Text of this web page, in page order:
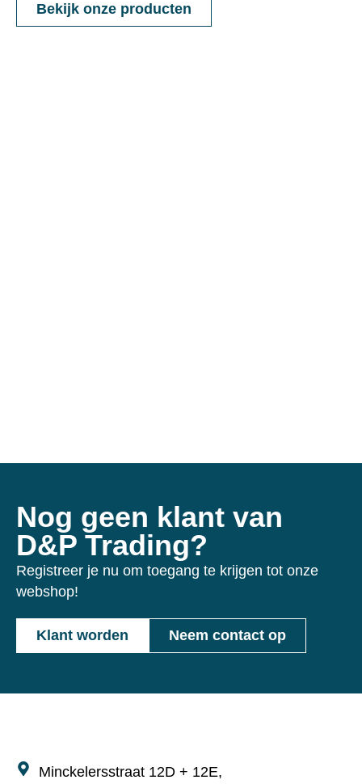
Bekijk onze producten
Nog geen klant van
D&P Trading?
Registreer je nu om toegang te krijgen tot onze
webshop!
Klant worden Neem contact op
Minckelersstraat 12D + 12E,